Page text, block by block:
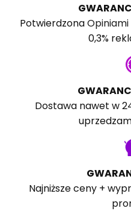
Potwierdzona
0,3%
Dostawa nawet w
Najniższe ceny +